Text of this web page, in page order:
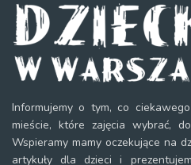
Informujemy o tym, co
mieście, które zajęcia wybrać,
Wspieramy mamy oczekujące na
artykuły dla dzieci i